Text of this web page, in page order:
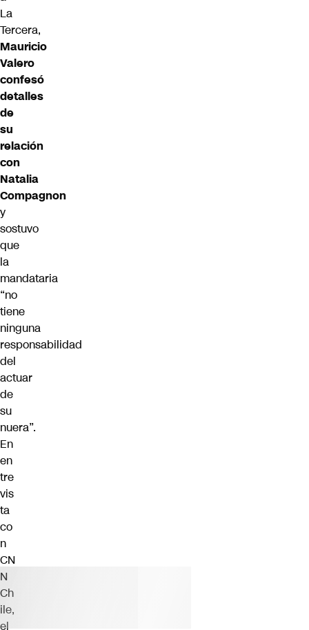
La
Tercera,
Mauricio
Valero
confesó
detalles
de
su
relación
con
Natalia
Compagnon
y
sostuvo
que
la
mandataria
“no
tiene
ninguna
responsabilidad
del
actuar
de
su
nuera”.
En
en
tre
vis
ta
co
n
CN
N
Ch
ile,
el